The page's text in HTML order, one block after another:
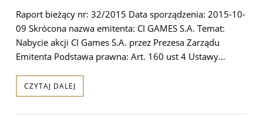
Raport bieżący nr: 32/2015 Data sporządzenia: 2015-10-
09 Skrócona nazwa emitenta: CI GAMES S.A. Temat:
Nabycie akcji CI Games S.A. przez Prezesa Zarządu
Emitenta Podstawa prawna: Art. 160 ust 4 Ustawy…
CZYTAJ DALEJ